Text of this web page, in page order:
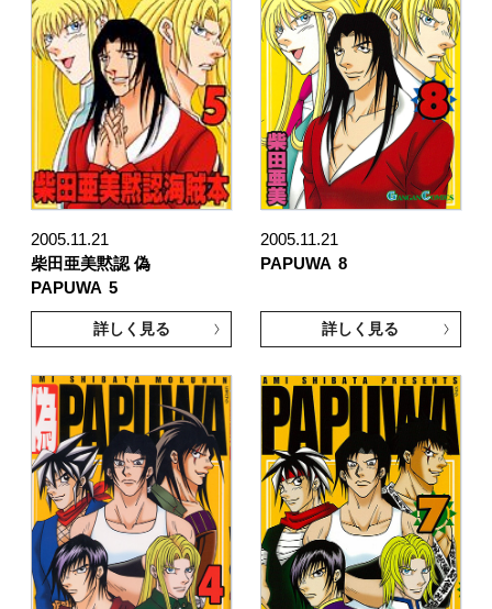
2005.11.21
柴田亜美黙認 偽
PAPUWA 5
詳しく見る
2005.11.21
PAPUWA 8
詳しく見る